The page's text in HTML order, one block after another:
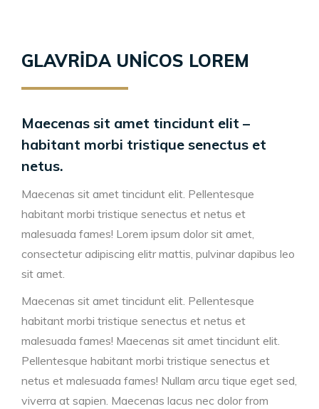
GLAVRIDA UNICOS LOREM
Maecenas sit amet tincidunt elit –
habitant morbi tristique senectus et
netus.
Maecenas sit amet tincidunt elit. Pellentesque
habitant morbi tristique senectus et netus et
malesuada fames! Lorem ipsum dolor sit amet,
consectetur adipiscing elitr mattis, pulvinar dapibus leo
sit amet.
Maecenas sit amet tincidunt elit. Pellentesque
habitant morbi tristique senectus et netus et
malesuada fames! Maecenas sit amet tincidunt elit.
Pellentesque habitant morbi tristique senectus et
netus et malesuada fames! Nullam arcu tique eget sed,
viverra at sapien. Maecenas lacus nec dolor from